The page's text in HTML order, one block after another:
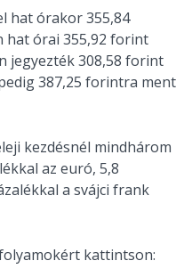
hat órakor 355,84
órai 355,92 forint
jegyezték 308,58 forint
387,25 forintra ment
kezdésnél mindhárom
az euró, 5,8
a svájci frank
kattintson: